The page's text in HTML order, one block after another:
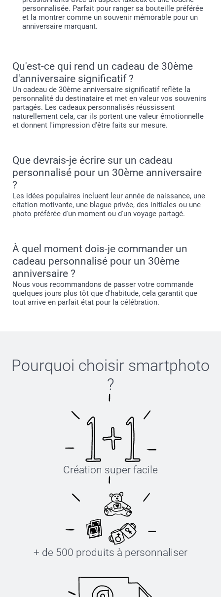
personnalisée. Parfait pour ranger sa bouteille préférée
et la montrer comme un souvenir mémorable pour un
anniversaire marquant.
Qu'est-ce qui rend un cadeau de 30ème
d'anniversaire significatif ?
Un cadeau de 30ème anniversaire significatif reflète la
personnalité du destinataire et met en valeur vos souvenirs
partagés. Les cadeaux personnalisés réussissent
naturellement cela, car ils portent une valeur émotionnelle
et donnent l'impression d'être faits sur mesure.
Que devrais-je écrire sur un cadeau
personnalisé pour un 30ème anniversaire
?
Les idées populaires incluent leur année de naissance, une
citation motivante, une blague privée, des initiales ou une
photo préférée d'un moment ou d'un voyage partagé.
À quel moment dois-je commander un
cadeau personnalisé pour un 30ème
anniversaire ?
Nous vous recommandons de passer votre commande
quelques jours plus tôt que d'habitude, cela garantit que
tout arrive en parfait état pour la célébration.
Pourquoi choisir smartphoto
?
Création super facile
+ de 500 produits à personnaliser